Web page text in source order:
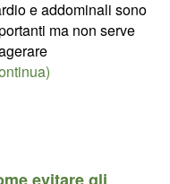
e addominali sono
ma non serve